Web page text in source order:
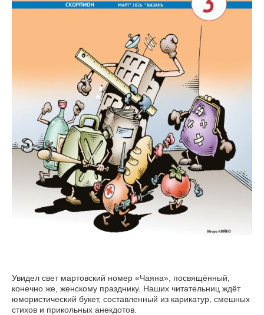
Увидел свет мартовский номер «Чаяна», посвящённый,
конечно же, женскому празднику. Наших читательниц ждёт
юмористический букет, составленный из карикатур, смешных
стихов и прикольных анекдотов.